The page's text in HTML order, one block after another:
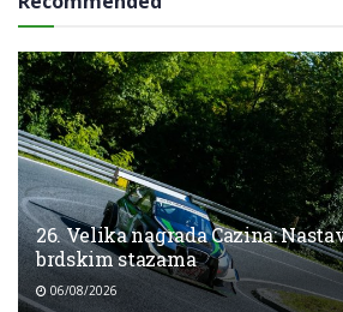
26. Velika nagrada Cazina:
brdskim stazama
06/08/2026